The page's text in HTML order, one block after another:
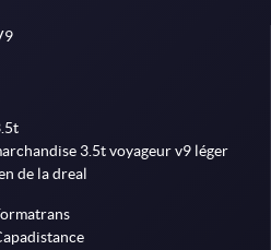
3.5t voyageur v9 léger
de la dreal